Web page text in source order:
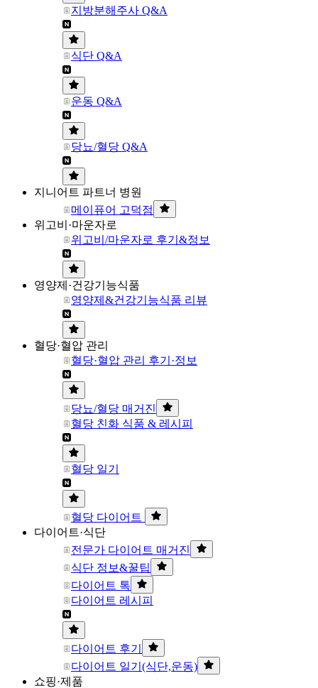
지방분해주사 Q&A
식단 Q&A
운동 Q&A
당뇨/혈당 Q&A
지니어트 파트너 병원
메이퓨어 고덕점
위고비·마운자로
위고비/마운자로 후기&정보
영양제·건강기능식품
영양제&건강기능식품 리뷰
혈당·혈압 관리
혈당·혈압 관리 후기·정보
당뇨/혈당 매거진
혈당 친화 식품 & 레시피
혈당 일기
혈당 다이어트
다이어트·식단
전문가 다이어트 매거진
식단 정보&꿀팁
다이어트 톡
다이어트 레시피
다이어트 후기
다이어트 일기(식단,운동)
쇼핑·제품